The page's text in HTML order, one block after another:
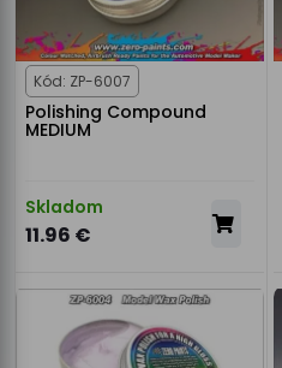
Kód: ZP-6007
Polishing Compound
MEDIUM
Skladom
11.96 €